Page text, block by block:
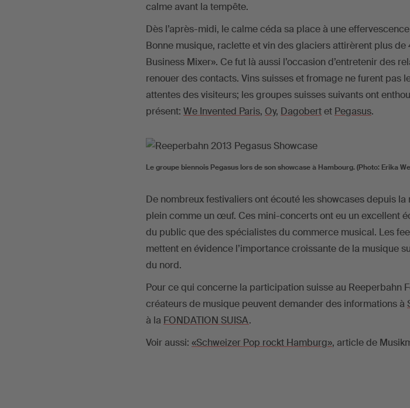
calme avant la tempête.
Dès l’après-midi, le calme céda sa place à une
Bonne musique, raclette et vin des glaciers attirèrent plus
Business Mixer». Ce fut là aussi l’occasion d’entretenir des
renouer des contacts. Vins suisses et fromage ne furent pas
attentes des visiteurs; les groupes suisses suivants ont
présent: We Invented Paris, Oy, Dagobertet Pegasus.
Le groupe biennois Pegasus lors de son showcase à Hambourg. (Photo: Erika
De nombreux festivaliers ont écouté les showcases depuis
plein comme un œuf. Ces mini-concerts ont eu un excellent
du public que des spécialistes du commerce musical. Les
mettent en évidence l’importance croissante de la musique
du nord.
Pour ce qui concerne la participation suisse au Reeperbahn
créateurs de musique peuvent demander des informations à
à la FONDATION SUISA.
Voir aussi: «Schweizer Pop rockt Hamburg», article de